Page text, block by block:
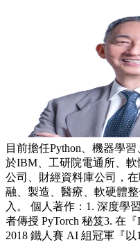
目前擔任Python、機器學
於IBM、工研院電通所、
公司、財經資料庫公司，
融、製造、醫療、軟硬體
入。 個人著作：1. 深度學
者傳授 PyTorch 秘笈3. 在
2018 鐵人賽 AI 組冠軍『以